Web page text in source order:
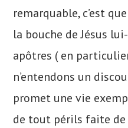
remarquable, c’est
la bouche de Jésus
apôtres ( en
n’entendons un
promet une vie
de tout périls faite